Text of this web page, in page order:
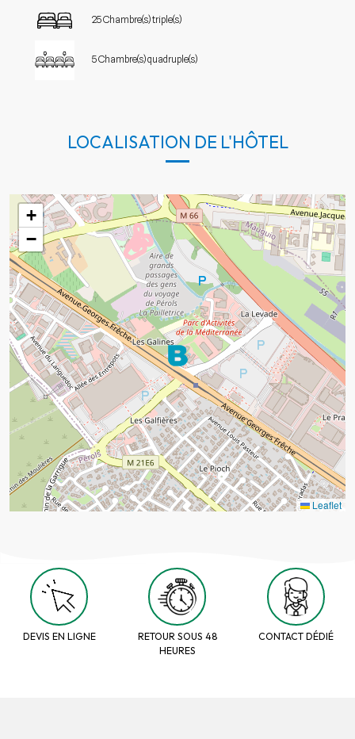
25 Chambre(s) triple(s)
5 Chambre(s) quadruple(s)
LOCALISATION DE L'HÔTEL
+
−
Leaflet
DEVIS EN LIGNE
RETOUR SOUS 48
HEURES
CONTACT DÉDIÉ